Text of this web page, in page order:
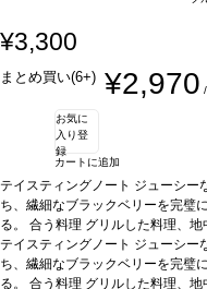
¥3,300
まとめ買い(6+) ¥2,970
お気に
入り登
録
カートに追加
テイスティングノート ジューシー
ち、繊細なブラックベリーを完璧
る。 合う料理 グリルした料理、
ェーゼ 100%*本ヴィンテージが在
自動的に次のヴィンテージに変更
テイスティングノート ジューシー
ち、繊細なブラックベリーを完璧
る。 合う料理 グリルした料理、